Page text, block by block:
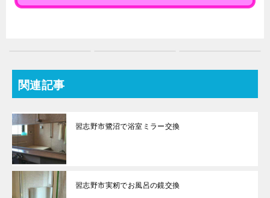
関連記事
習志野市鷺沼で浴室ミラー交換
習志野市実籾でお風呂の鏡交換